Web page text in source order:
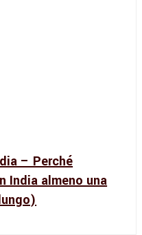
– Perché
India almeno una